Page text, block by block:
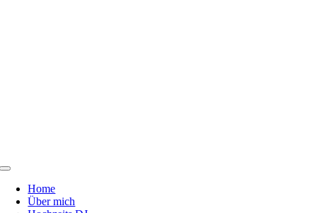
Toggle
NavigationHome
Über mich